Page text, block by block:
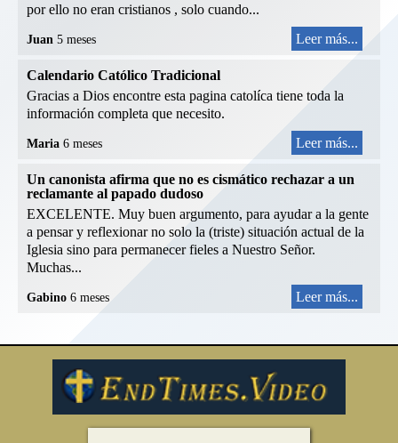
por ello no eran cristianos , solo cuando...
Juan 5 meses Leer más...
Calendario Católico Tradicional
Gracias a Dios encontre esta pagina catolíca tiene toda la
información completa que necesito.
Maria 6 meses Leer más...
Un canonista afirma que no es cismático rechazar a un
reclamante al papado dudoso
EXCELENTE. Muy buen argumento, para ayudar a la gente
a pensar y reflexionar no solo la (triste) situación actual de la
Iglesia sino para permanecer fieles a Nuestro Señor.
Muchas...
Gabino 6 meses Leer más...